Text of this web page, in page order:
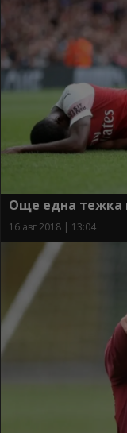
Още една тежка
16 авг 2018 | 13:04